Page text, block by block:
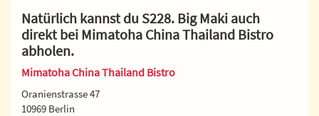
Natürlich kannst du S228. Big Maki auch
direkt bei Mimatoha China Thailand Bistro
abholen.
Mimatoha China Thailand Bistro
Oranienstrasse 47
10969 Berlin